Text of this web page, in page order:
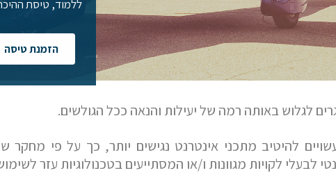
ללמוד, טיסת
הזמנת טיסה
לגלוש באותה רמה של יעילות והנאה ככל הגולשים.
לבעלי לקויות מגוונות ו/או המסתייעים בטכנולוגיות עזר